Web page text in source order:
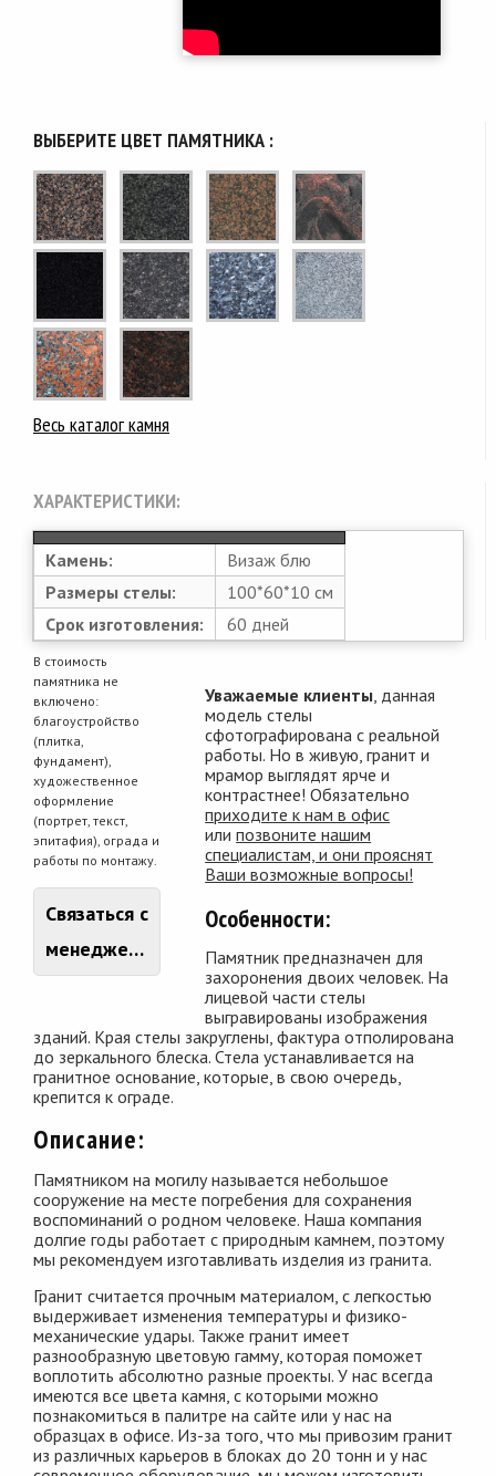
ВЫБЕРИТЕ ЦВЕТ ПАМЯТНИКА :
Весь каталог камня
ХАРАКТЕРИСТИКИ:
Камень:
Визаж блю
Размеры стелы:
100*60*10 см
Срок изготовления:
60 дней
В стоимость
памятника не
включено:
благоустройство
(плитка,
фундамент),
художественное
оформление
(портрет, текст,
эпитафия), ограда и
работы по монтажу.
Связаться с
менеджером
Уважаемые клиенты , данная
модель стелы
сфотографирована с реальной
работы. Но в живую, гранит и
мрамор выглядят ярче и
контрастнее! Обязательно
приходите к нам в офис
илипозвоните нашим
специалистам, и они прояснят
Ваши возможные вопросы!
Особенности:
Памятник предназначен для
захоронения двоих человек. На
лицевой части стелы
выгравированы изображения
зданий. Края стелы закруглены, фактура отполирована
до зеркального блеска. Стела устанавливается на
гранитное основание, которые, в свою очередь,
крепится к ограде.
Описание:
Памятником на могилу называется небольшое
сооружение на месте погребения для сохранения
воспоминаний о родном человеке. Наша компания
долгие годы работает с природным камнем, поэтому
мы рекомендуем изготавливать изделия из гранита.
Гранит считается прочным материалом, с легкостью
выдерживает изменения температуры и физико-
механические удары. Также гранит имеет
разнообразную цветовую гамму, которая поможет
воплотить абсолютно разные проекты. У нас всегда
имеются все цвета камня, с которыми можно
познакомиться в палитре на сайте или у нас на
образцах в офисе. Из-за того, что мы привозим гранит
из различных карьеров в блоках до 20 тонн и у нас